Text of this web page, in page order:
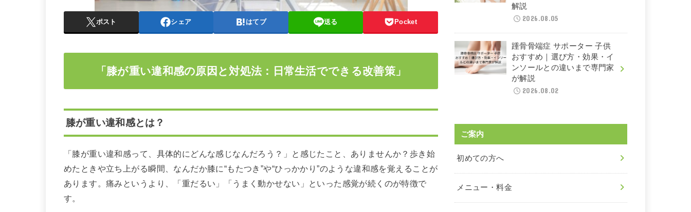
ポスト シェア はてブ 送る Pocket
「膝が重い違和感の原因と対処法：日常生活でできる改善策」
膝が重い違和感とは？
「膝が重い違和感って、具体的にどんな感じなんだろう？」と感じたこと、ありませんか？歩き始
めたときや立ち上がる瞬間、なんだか膝に“もたつき”や“ひっかかり”のような違和感を覚えることが
あります。痛みというより、「重だるい」「うまく動かせない」といった感覚が続くのが特徴で
す。
解説
2026.08.05
踵骨骨端症 サポーター 子供
おすすめ｜選び方・効果・イ
ンソールとの違いまで専門家
が解説
2026.08.02
ご案内
初めての方へ
メニュー・料金